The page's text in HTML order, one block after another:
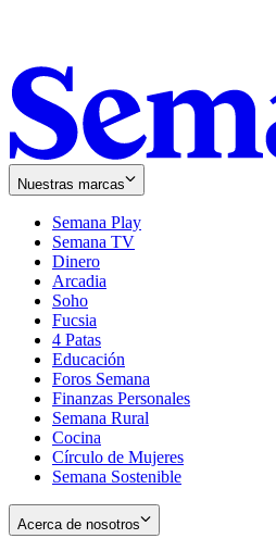
Nuestras marcas
Semana Play
Semana TV
Dinero
Arcadia
Soho
in
new
window
Fucsia
in
new
window
4 Patas
Educación
Foros Semana
Finanzas Personales
Semana Rural
Cocina
Círculo de Mujeres
Semana Sostenible
Acerca de nosotros